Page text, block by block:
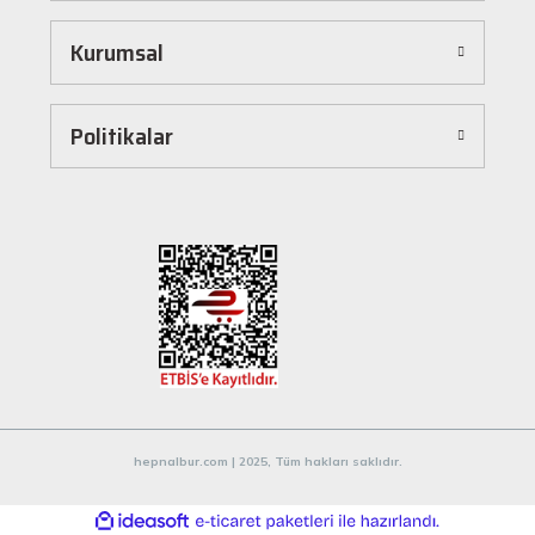
istediğiniz ürünü anında bulabilirsiniz. Ayrıca ürün sayfalarımızda detaylı açıklamalar ve
ürün özellikleri yer alır, böylece tercih etmek istediğiniz ürün hakkında tüm bilgilere
hızlıca siparişinizi tamamlayabilirsiniz.
Hızlı Kargo ve Güvenilir Teslimat
Hepnalbur.com olarak müşterilerimize en hızlı şekilde ürünlerini ulaştırmak için özenle
Müşteri Destek Hattı ile İletişim
Herhangi bir soru, öneri veya şikayetiniz için müşteri destek ekibimiz her zaman
hizmetinizdedir. İletişim sayfamız üzerinden bize ulaşabilir veya canlı destek
hattımızdan anında yardım alabilirsiniz. Siz değerli müşterilerimizin memnuniyeti, en
ve güvenilir alışveriş deneyimiyle ihtiyaçlarınızı karşılamak için buradayız.
Kurumsal
Politikalar
hepnalbur.com | 2025, Tüm hakları saklıdır.
ideasoft
e-